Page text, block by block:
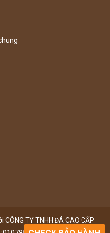
TY TNHH ĐÁ CAO CẤP